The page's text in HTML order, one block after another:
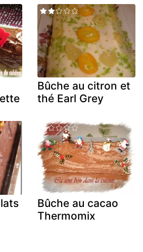
Bûche au citron et
thé Earl Grey
Bûche au cacao
Thermomix